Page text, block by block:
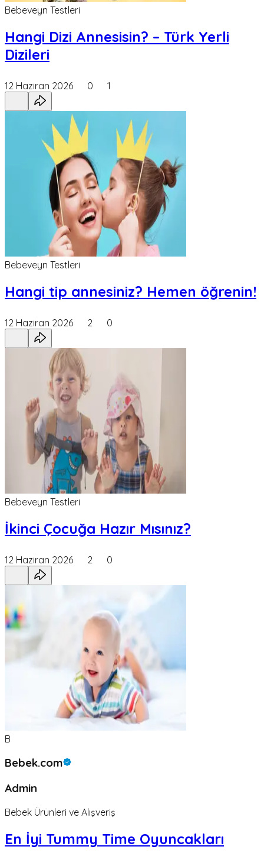
Bebeveyn Testleri
Hangi Dizi Annesisin? – Türk Yerli
Dizileri
12 Haziran 2026 0 1
Bebeveyn Testleri
Hangi tip annesiniz? Hemen öğrenin!
12 Haziran 2026 2 0
Bebeveyn Testleri
İkinci Çocuğa Hazır Mısınız?
12 Haziran 2026 2 0
B
Bebek.com
Admin
Bebek Ürünleri ve Alışveriş
En İyi Tummy Time Oyuncakları